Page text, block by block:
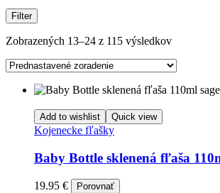
Filter
Zobrazených 13–24 z 115 výsledkov
Add to wishlist Quick view
Kojenecke fľašky
Baby Bottle sklenená fľaša
19.95 € Porovnať